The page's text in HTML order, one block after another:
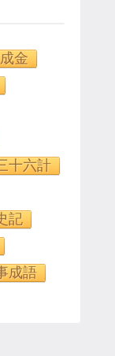
金
十六計
記
成語